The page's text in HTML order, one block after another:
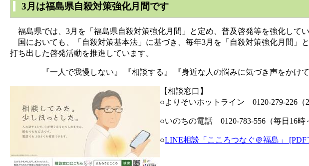
3月は福島県自殺対策強化月間です
福島県では、3月を「福島県自殺対策強化月間」と定め、普及啓発等を強化してい
国においても、「自殺対策基本法」に基づき、毎年3月を「自殺対策強化月間」
打ち出した啓発活動を推進しています。
『一人で我慢しない』 『相談する』 『身近な人の悩みに気づき声をかけて
【相談窓口】
○よりそいホットライン 0120-279-226（
○いのちの電話 0120-783-556（毎日16時
○LINE相談「こころつなぐ＠福島」